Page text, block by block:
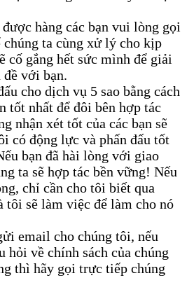
hàng các bạn vui lòng gọi
chúng ta cùng xử lý cho kịp
cố gắng hết sức mình để giải
với bạn.
cho dịch vụ 5 sao bằng cách
tốt nhất để đôi bên hợp tác
nhận xét tốt của các bạn sẽ
có động lực và phấn đấu tốt
bạn đã hài lòng với giao
ta sẽ hợp tác bền vững! Nếu
chỉ cần cho tôi biết qua
tôi sẽ làm việc để làm cho nó
email cho chúng tôi, nếu
hỏi về chính sách của chúng
thì hãy gọi trực tiếp chúng